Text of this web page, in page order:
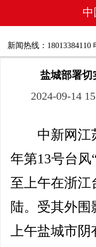
新闻热线：18013384110
盐城部署切
2024-09-14
中新网江苏
年第13号台风
至上午在浙江
陆。受其外围
上午盐城市阴